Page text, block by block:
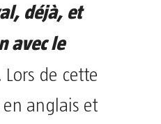
déjà, et
avec le
de cette
anglais et